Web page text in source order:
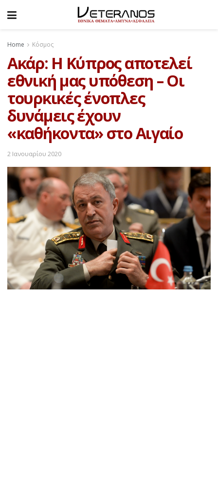
Home Κόσμος
Ακάρ: Η Κύπρος αποτελεί
εθνική μας υπόθεση – Oι
τουρκικές ένοπλες
δυνάμεις έχουν
«καθήκοντα» στο Αιγαίο
2 Ιανουαρίου 2020